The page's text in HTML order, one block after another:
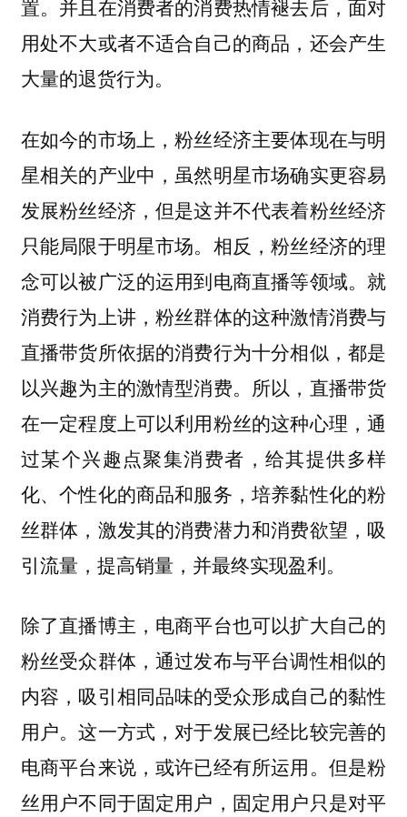
置。并且在消费者的消费热情褪去后，面对
用处不大或者不适合自己的商品，还会产生
大量的退货行为。
在如今的市场上，粉丝经济主要体现在与明
星相关的产业中，虽然明星市场确实更容易
发展粉丝经济，但是这并不代表着粉丝经济
只能局限于明星市场。相反，粉丝经济的理
念可以被广泛的运用到电商直播等领域。就
消费行为上讲，粉丝群体的这种激情消费与
直播带货所依据的消费行为十分相似，都是
以兴趣为主的激情型消费。所以，直播带货
在一定程度上可以利用粉丝的这种心理，通
过某个兴趣点聚集消费者，给其提供多样
化、个性化的商品和服务，培养黏性化的粉
丝群体，激发其的消费潜力和消费欲望，吸
引流量，提高销量，并最终实现盈利。
除了直播博主，电商平台也可以扩大自己的
粉丝受众群体，通过发布与平台调性相似的
内容，吸引相同品味的受众形成自己的黏性
用户。这一方式，对于发展已经比较完善的
电商平台来说，或许已经有所运用。但是粉
丝用户不同于固定用户，固定用户只是对平